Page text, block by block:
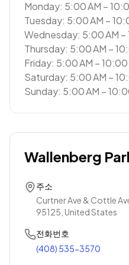
Monday: 5:00 AM –
Tuesday: 5:00 AM –
Wednesday: 5:00 AM –
Thursday: 5:00 AM –
Friday: 5:00 AM – 10:00
Saturday: 5:00 AM –
Sunday: 5:00 AM –
Wallenberg
주소
Curtner Ave & Cottle
95125, United States
전화번호
(408) 535-3570